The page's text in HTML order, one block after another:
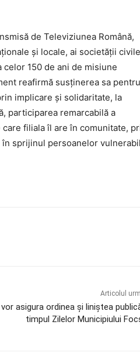
de Televiziunea Română,
și locale, ai societății
150 de ani de misiune
reafirmă susținerea sa pentru
implicare și solidaritate, la
participarea remarcabilă a
filiala îl are în comunitate,
sprijinul persoanelor
Articolul
asigura ordinea și liniștea
timpul Zilelor Municipiului